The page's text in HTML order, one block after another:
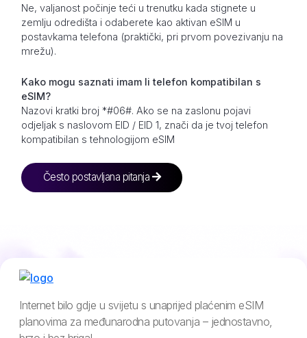
Ne, valjanost počinje teći u trenutku kada stignete u
zemlju odredišta i odaberete kao aktivan eSIM u
postavkama telefona (praktički, pri prvom povezivanju na
mrežu).
Kako mogu saznati imam li telefon kompatibilan s
eSIM?
Nazovi kratki broj *#06#. Ako se na zaslonu pojavi
odjeljak s naslovom EID / EID 1, znači da je tvoj telefon
kompatibilan s tehnologijom eSIM
Često postavljana pitanja
Internet bilo gdje u svijetu s unaprijed plaćenim eSIM
planovima za međunarodna putovanja – jednostavno,